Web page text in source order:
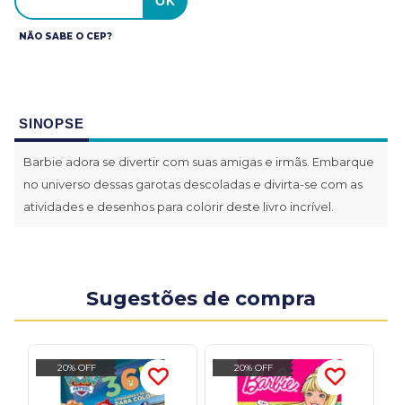
NÃO SABE O CEP?
SINOPSE
Barbie adora se divertir com suas amigas e irmãs. Embarque
no universo dessas garotas descoladas e divirta-se com as
atividades e desenhos para colorir deste livro incrível.
Sugestões de compra
20% OFF 20% OFF